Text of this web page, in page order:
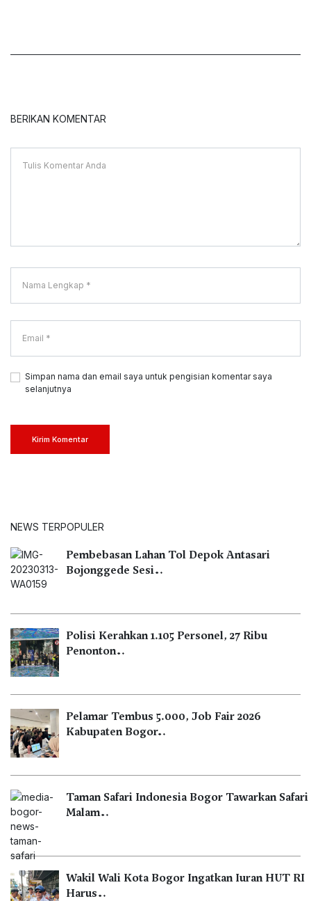
BERIKAN KOMENTAR
Simpan nama dan email saya untuk pengisian komentar saya
selanjutnya
Kirim Komentar
NEWS TERPOPULER
Pembebasan Lahan Tol Depok Antasari
Bojonggede Sesi…
Polisi Kerahkan 1.105 Personel, 27 Ribu
Penonton…
Pelamar Tembus 5.000, Job Fair 2026
Kabupaten Bogor…
Taman Safari Indonesia Bogor Tawarkan Safari
Malam…
Wakil Wali Kota Bogor Ingatkan Iuran HUT RI
Harus…